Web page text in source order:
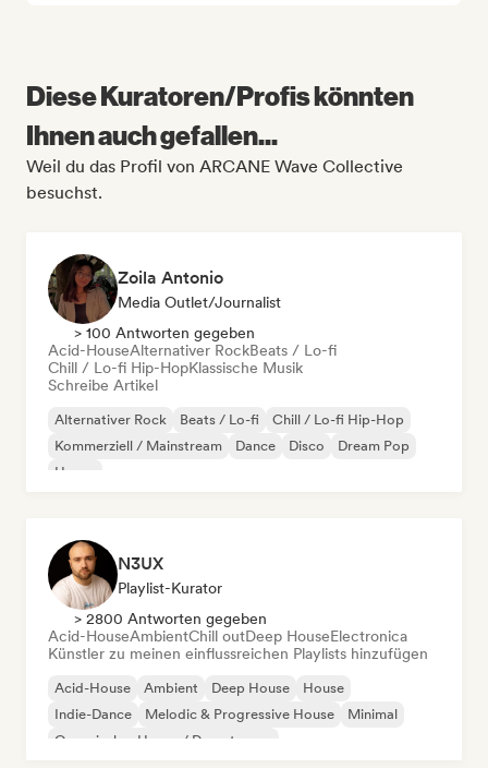
Diese Kuratoren/Profis könnten
Ihnen auch gefallen...
Weil du das Profil von ARCANE Wave Collective
besuchst.
Zoila Antonio
Media Outlet/Journalist
> 100 Antworten gegeben
Acid-HouseAlternativer RockBeats / Lo-fi
Chill / Lo-fi Hip-HopKlassische Musik
Schreibe Artikel
Alternativer Rock Beats / Lo-fi
Chill / Lo-fi Hip-Hop
Kommerziell / Mainstream
Dance Disco
Dream Pop
House
N3UX
Playlist-Kurator
> 2800 Antworten gegeben
Acid-HouseAmbientChill outDeep HouseElectronica
Künstler zu meinen einflussreichen Playlists hinzufügen
Acid-House Ambient Deep House
House
Indie-Dance
Melodic & Progressive House
Minimal
Organischer House / Downtempo